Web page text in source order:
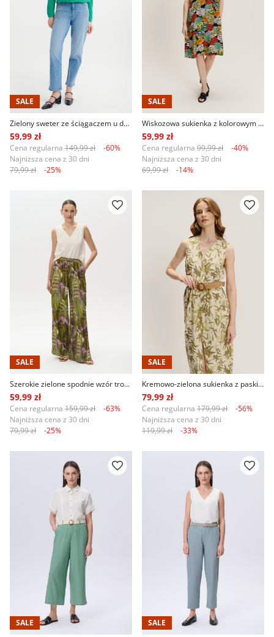
SALE
Zielony sweter ze ściągaczem u dołu
59,99 zł
Cena regularna 149,99 zł
-60%
Najniższa cena z 30 dni
79,99 zł
-25%
SALE
Wiskozowa sukienka z kolorowym wzorem tropic
59,99 zł
Cena regularna 99,99 zł
-40%
Najniższa cena z 30 dni
69,99 zł
-14%
SALE
Szerokie zielone spodnie wzór tropic
59,99 zł
Cena regularna 159,99 zł
-63%
Najniższa cena z 30 dni
79,99 zł
-25%
SALE
Kremowo-zielona sukienka z paskiem z rafii
79,99 zł
Cena regularna 179,99 zł
-56%
Najniższa cena z 30 dni
119,99 zł
-33%
SALE SALE